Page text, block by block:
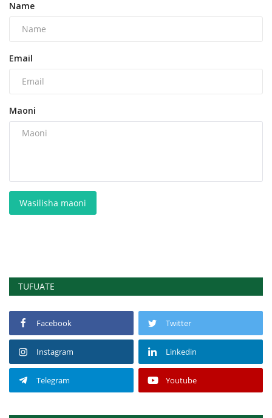
Name
Email
Maoni
Wasilisha maoni
TUFUATE
Facebook Twitter
Instagram Linkedin
Telegram Youtube